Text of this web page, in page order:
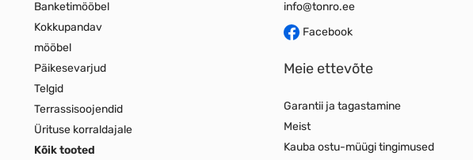
Banketimööbel
Kokkupandav
mööbel
Päikesevarjud
Telgid
Terrassisoojendid
Ürituse korraldajale
Kõik tooted
info@tonro.ee
Facebook
Meie ettevõte
Garantii ja tagastamine
Meist
Kauba ostu-müügi tingimused